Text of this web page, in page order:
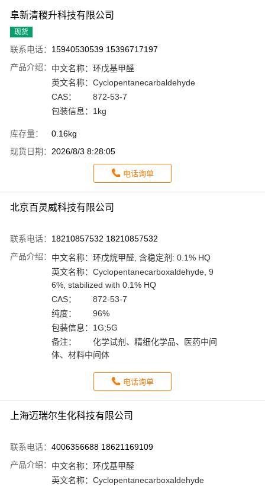
阜新清稷升科技有限公司
现货
联系电话： 15940530539 15396717197
产品介绍： 中文名称： 环戊基甲醛
英文名称： Cyclopentanecarbaldehyde
CAS：
872-53-7
包装信息： 1kg
库存量：
0.16kg
现货日期： 2026/8/3 8:28:05
电话询单
北京百灵威科技有限公司
联系电话： 18210857532 18210857532
产品介绍： 中文名称： 环戊烷甲醛, 含稳定剂: 0.1% HQ
英文名称： Cyclopentanecarboxaldehyde, 9
6%, stabilized with 0.1% HQ
CAS：
872-53-7
纯度：
96%
包装信息： 1G;5G
备注：
化学试剂、精细化学品、医药中间
体、材料中间体
电话询单
上海迈瑞尔生化科技有限公司
联系电话： 4006356688 18621169109
产品介绍： 中文名称： 环戊基甲醛
英文名称： Cyclopentanecarboxaldehyde